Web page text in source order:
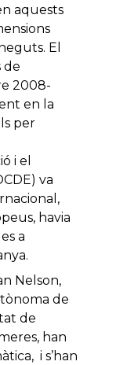
aquests
El
de
2008-
en la
per
i el
va
havia
a
Nelson,
de
de
han
i s’han